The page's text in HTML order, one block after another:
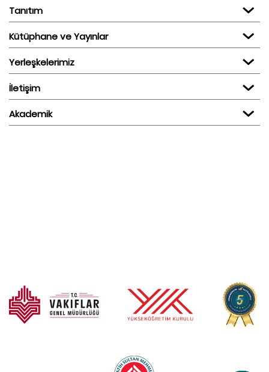
Tanıtım
Kütüphane ve Yayınlar
Yerleşkelerimiz
İletişim
Akademik